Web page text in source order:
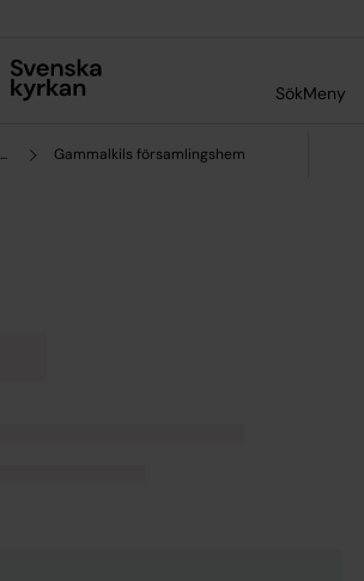
SökMeny
... Gammalkils församlingshem